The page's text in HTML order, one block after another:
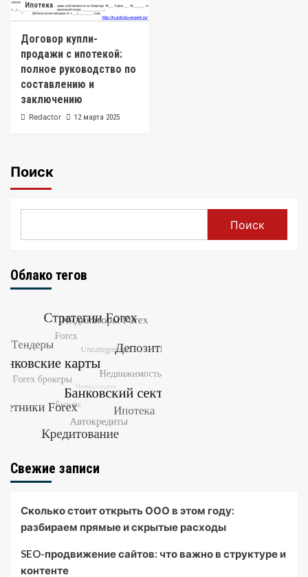
Ипотека
Договор купли-
продажи с ипотекой:
полное руководство по
составлению и
заключению
Redactor 12 марта 2025
Поиск
Поиск
Облако тегов
Свежие записи
Сколько стоит открыть ООО в этом году:
разбираем прямые и скрытые расходы
SEO-продвижение сайтов: что важно в структуре и
контенте